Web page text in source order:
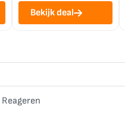
Bekijk deal
Reageren